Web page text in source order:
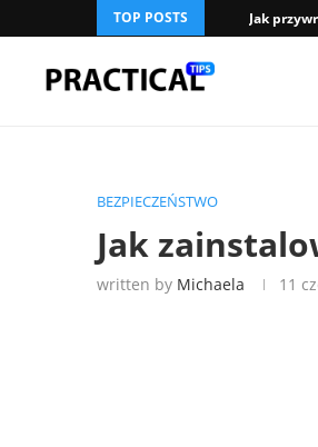
TOP POSTS Jak
BEZPIECZEŃSTWO
Jak
written by Michaela 11